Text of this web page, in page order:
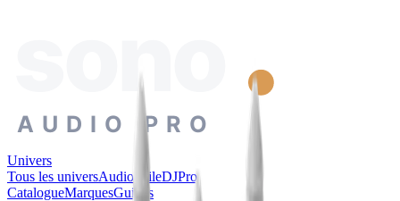
sono
AUDIO PRO
Univers
Tous les universAudiophileDJPro
CatalogueMarquesGuides